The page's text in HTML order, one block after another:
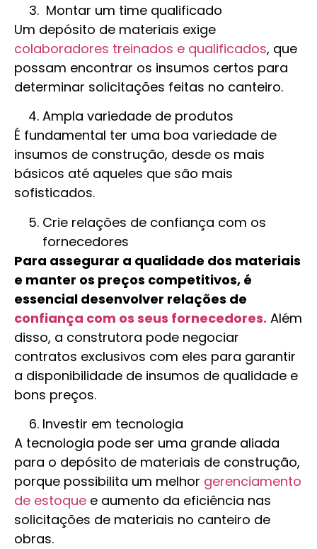
Montar um time qualificado
Um depósito de materiais exige
colaboradores treinados e qualificados, que
possam encontrar os insumos certos para
determinar solicitações feitas no canteiro.
Ampla variedade de produtos
É fundamental ter uma boa variedade de
insumos de construção, desde os mais
básicos até aqueles que são mais
sofisticados.
Crie relações de confiança com os
fornecedores
Para assegurar a qualidade dos materiais
e manter os preços competitivos, é
essencial desenvolver relações de
confiança com os seus fornecedores. Além
disso, a construtora pode negociar
contratos exclusivos com eles para garantir
a disponibilidade de insumos de qualidade e
bons preços.
Investir em tecnologia
A tecnologia pode ser uma grande aliada
para o depósito de materiais de construção,
porque possibilita um melhor gerenciamento
de estoque e aumento da eficiência nas
solicitações de materiais no canteiro de
obras.